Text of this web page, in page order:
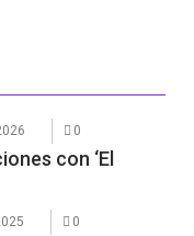
0
con ‘El
0